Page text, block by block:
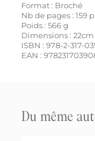
Format : Broché
Nb de pages : 159
Poids : 566g
Dimensions : 22cm
ISBN : 978-2-317-
EAN :
Du même